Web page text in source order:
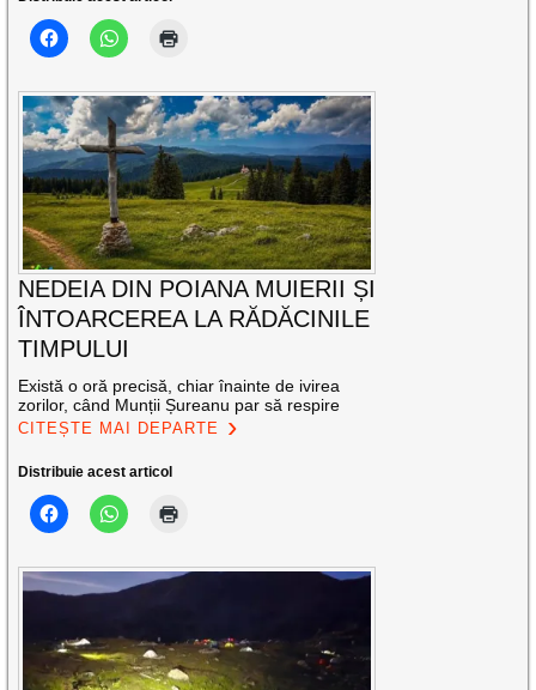
NEDEIA DIN POIANA MUIERII ȘI
ÎNTOARCEREA LA RĂDĂCINILE
TIMPULUI
Există o oră precisă, chiar înainte de ivirea
zorilor, când Munții Șureanu par să respire
CITEȘTE MAI DEPARTE
Distribuie acest articol